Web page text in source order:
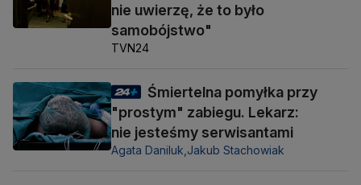
nie uwierzę, że to było
samobójstwo"
TVN24
Śmiertelna pomyłka przy
"prostym" zabiegu. Lekarz:
nie jesteśmy serwisantami
Agata Daniluk, Jakub Stachowiak